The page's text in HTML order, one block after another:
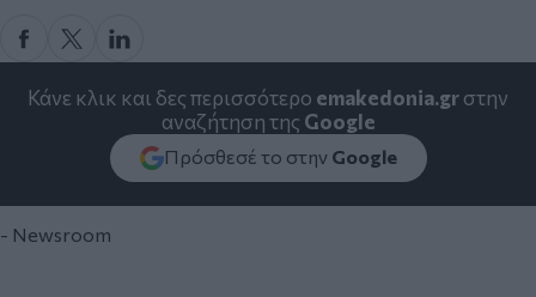
Κάνε κλικ και δες περισσότερο emakedonia.grστην
αναζήτηση της Google
Πρόσθεσέ το στην Google
- Newsroom